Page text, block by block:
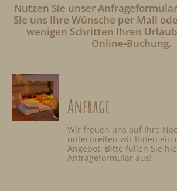
Nutzen Sie unser
Sie uns Ihre Wünsche per Mail
wenigen Schritten Ihren
Online-Buchung.
Anfrage
Wir freuen uns auf Ihre
unterbreiten wir Ihnen ein
Angebot. Bitte füllen Sie
Anfrageformular aus!